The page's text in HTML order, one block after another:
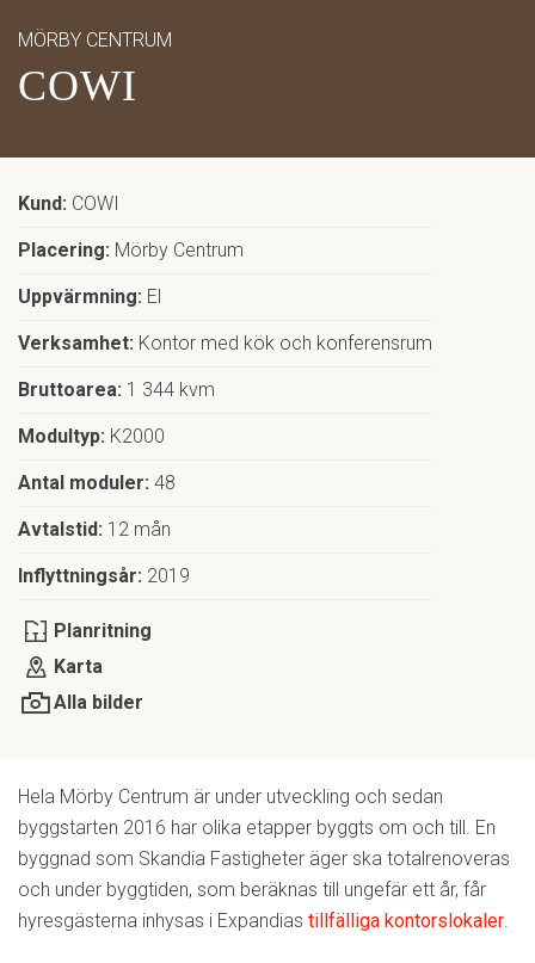
Mer ↓
MÖRBY CENTRUM
COWI
Kund: COWI
Placering: Mörby Centrum
Uppvärmning: El
Verksamhet: Kontor med kök och konferensrum
Bruttoarea: 1 344 kvm
Modultyp: K2000
Antal moduler: 48
Avtalstid: 12 mån
Inflyttningsår: 2019
Planritning
Karta
Alla bilder
Hela Mörby Centrum är under utveckling och sedan
byggstarten 2016 har olika etapper byggts om och till. En
byggnad som Skandia Fastigheter äger ska totalrenoveras
och under byggtiden, som beräknas till ungefär ett år, får
hyresgästerna inhysas i Expandias tillfälliga kontorslokaler.